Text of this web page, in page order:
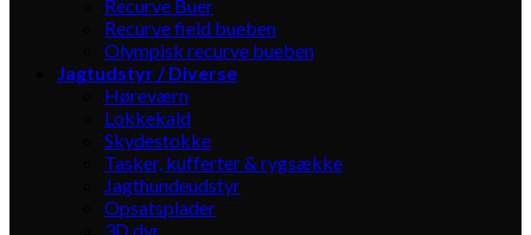
Recurve Buer
Recurve field bueben
Olympisk recurve bueben
Jagtudstyr / Diverse
Høreværn
Lokkekald
Skydestokke
Tasker, kufferter & rygsække
Jagthundeudstyr
Opsatsplader
3D dyr